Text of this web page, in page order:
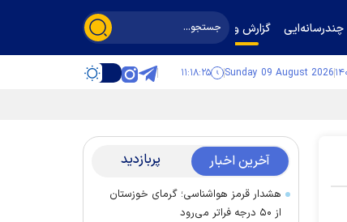
چندرسانه‌ایی گزارش و گفت‌وگو
Sunday 09 August 2026 ۱۱:۱۸:۲۶
آخرین اخبار پربازدید
هشدار قرمز هواشناسی؛ گرمای خوزستان
از ۵۰ درجه فراتر می‌رود